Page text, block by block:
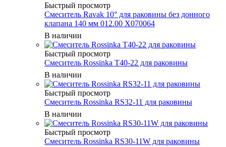
Быстрый просмотр
Смеситель Ravak 10° для раковины без донного
клапана 140 мм 012.00 X070064
В наличии
Быстрый просмотр
Смеситель Rossinka T40-22 для раковины
В наличии
Быстрый просмотр
Смеситель Rossinka RS32-11 для раковины
В наличии
Быстрый просмотр
Смеситель Rossinka RS30-11W для раковины